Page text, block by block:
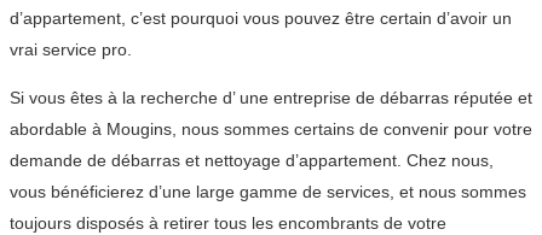
d’appartement, c’est pourquoi vous pouvez être certain d’avoir un
vrai service pro.
Si vous êtes à la recherche d’ une entreprise de débarras réputée et
abordable à Mougins, nous sommes certains de convenir pour votre
demande de débarras et nettoyage d’appartement. Chez nous,
vous bénéficierez d’une large gamme de services, et nous sommes
toujours disposés à retirer tous les encombrants de votre